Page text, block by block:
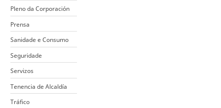
Pleno da Corporación
Prensa
Sanidade e Consumo
Seguridade
Servizos
Tenencia de Alcaldía
Tráfico